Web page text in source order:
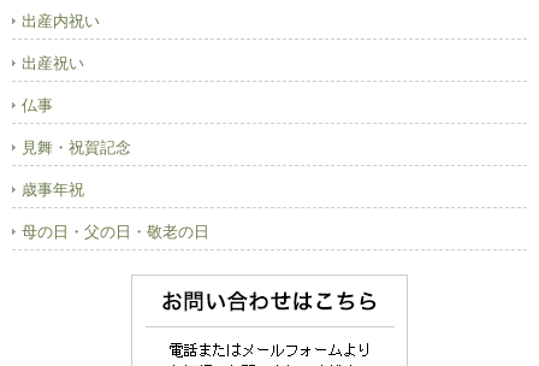
出産内祝い
出産祝い
仏事
見舞・祝賀記念
歳事年祝
母の日・父の日・敬老の日